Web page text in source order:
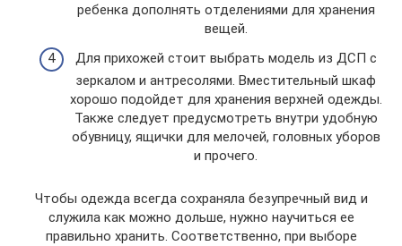
ребенка дополнять отделениями для хранения
вещей.
Для прихожей стоит выбрать модель из ДСП с
зеркалом и антресолями. Вместительный шкаф
хорошо подойдет для хранения верхней одежды.
Также следует предусмотреть внутри удобную
обувницу, ящички для мелочей, головных уборов
и прочего.
Чтобы одежда всегда сохраняла безупречный вид и
служила как можно дольше, нужно научиться ее
правильно хранить. Соответственно, при выборе